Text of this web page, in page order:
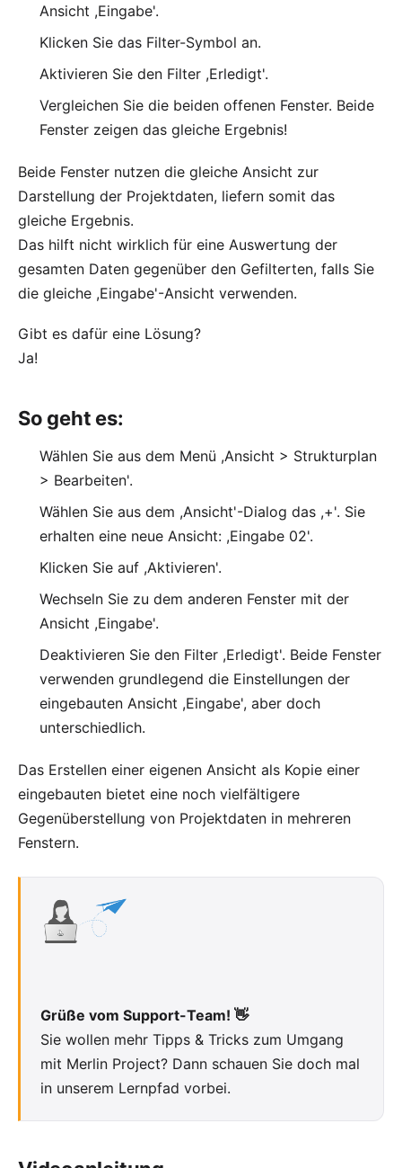
Ansicht ,Eingabe'.
Klicken Sie das Filter-Symbol an.
Aktivieren Sie den Filter ,Erledigt'.
Vergleichen Sie die beiden offenen Fenster. Beide
Fenster zeigen das gleiche Ergebnis!
Beide Fenster nutzen die gleiche Ansicht zur
Darstellung der Projektdaten, liefern somit das
gleiche Ergebnis.
Das hilft nicht wirklich für eine Auswertung der
gesamten Daten gegenüber den Gefilterten, falls Sie
die gleiche ,Eingabe'-Ansicht verwenden.
Gibt es dafür eine Lösung?
Ja!
So geht es:
Wählen Sie aus dem Menü ,Ansicht > Strukturplan
> Bearbeiten'.
Wählen Sie aus dem ,Ansicht'-Dialog das ,+'. Sie
erhalten eine neue Ansicht: ,Eingabe 02'.
Klicken Sie auf ,Aktivieren'.
Wechseln Sie zu dem anderen Fenster mit der
Ansicht ,Eingabe'.
Deaktivieren Sie den Filter ,Erledigt'. Beide Fenster
verwenden grundlegend die Einstellungen der
eingebauten Ansicht ,Eingabe', aber doch
unterschiedlich.
Das Erstellen einer eigenen Ansicht als Kopie einer
eingebauten bietet eine noch vielfältigere
Gegenüberstellung von Projektdaten in mehreren
Fenstern.
Grüße vom Support-Team! 👋
Sie wollen mehr Tipps & Tricks zum Umgang
mit Merlin Project? Dann schauen Sie doch mal
in unserem Lernpfad vorbei.